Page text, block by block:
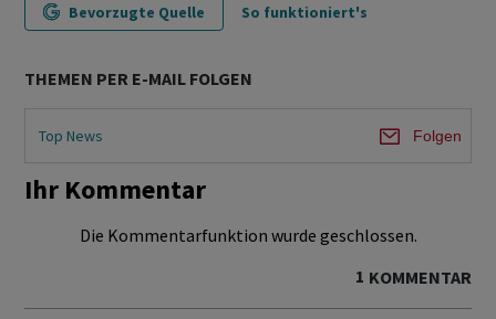
Bevorzugte Quelle So funktioniert's
THEMEN PER E-MAIL FOLGEN
Top News Folgen
Ihr Kommentar
Die Kommentarfunktion wurde geschlossen.
1 KOMMENTAR